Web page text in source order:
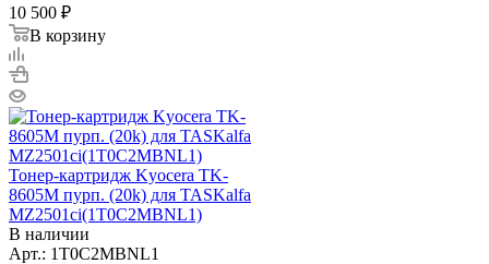
10 500 ₽
В корзину
Тонер-картридж Kyocera TK-
8605M пурп. (20k) для TASKalfa
MZ2501ci(1T0C2MBNL1)
В наличии
Арт.: 1T0C2MBNL1